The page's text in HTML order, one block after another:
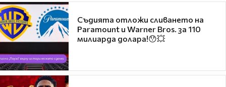
Съдията отложи сливането на
Paramount и Warner Bros. за 110
милиарда долара!😯💥